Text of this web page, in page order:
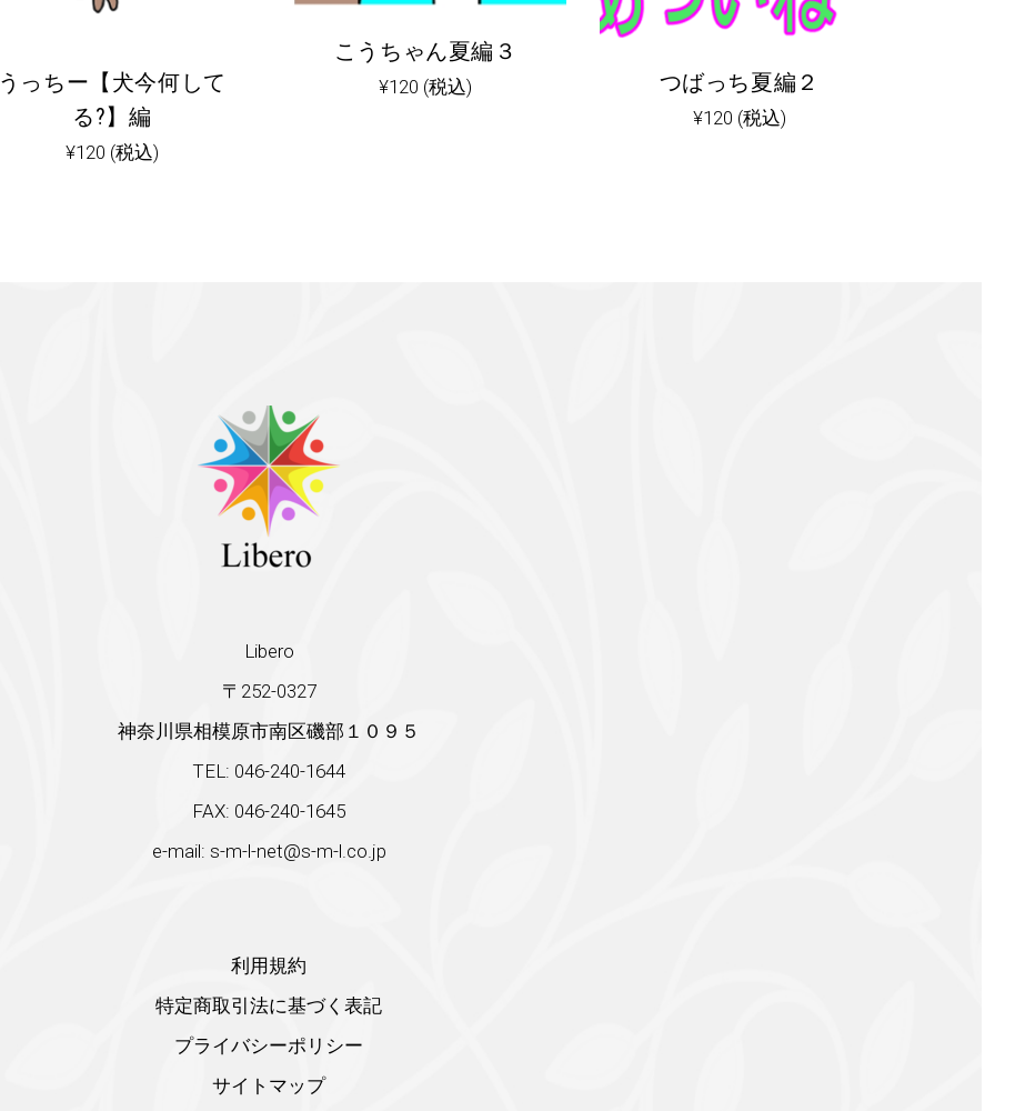
うっちー【犬今何して
る?】編
¥120 (税込)
こうちゃん夏編３
¥120 (税込) つばっち夏編２
¥120 (税込)
Libero
〒252-0327
神奈川県相模原市南区磯部１０９５
TEL: 046-240-1644
FAX: 046-240-1645
e-mail: s-m-l-net@s-m-l.co.jp
利用規約
特定商取引法に基づく表記
プライバシーポリシー
サイトマップ